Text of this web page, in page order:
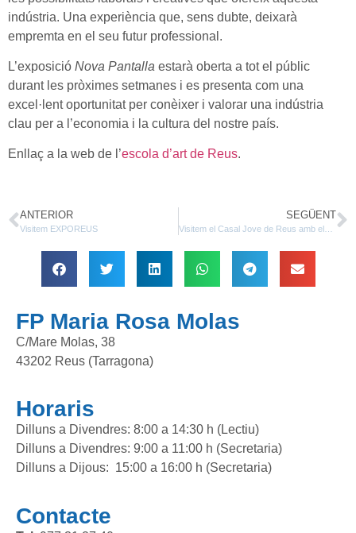
indústria. Una experiència que, sens dubte, deixarà
empremta en el seu futur professional.
L’exposició Nova Pantalla estarà oberta a tot el públic
durant les pròximes setmanes i es presenta com una
excel·lent oportunitat per conèixer i valorar una indústria
clau per a l’economia i la cultura del nostre país.
Enllaç a la web de l’escola d’art de Reus.
ANTERIOR
Visitem EXPOREUS
SEGÜENT
Visitem el Casal Jove de Reus amb els alumnes de Gestió Administrativa i Sistemes Microinformàtics i Xarxes
FP Maria Rosa Molas
C/Mare Molas, 38
43202 Reus (Tarragona)
Horaris
Dilluns a Divendres: 8:00 a 14:30 h (Lectiu)
Dilluns a Divendres: 9:00 a 11:00 h (Secretaria)
Dilluns a Dijous: 15:00 a 16:00 h (Secretaria)
Contacte